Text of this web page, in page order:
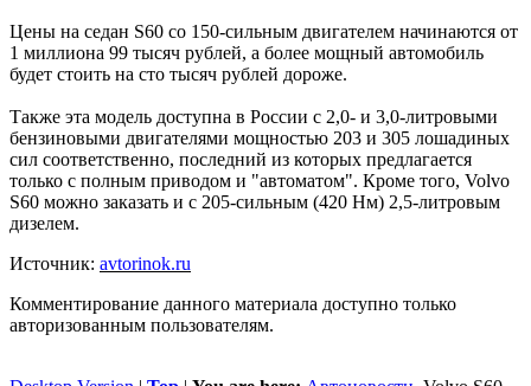
Цены на седан S60 со 150-сильным двигателем начинаются от
1 миллиона 99 тысяч рублей, а более мощный автомобиль
будет стоить на сто тысяч рублей дороже.
Также эта модель доступна в России с 2,0- и 3,0-литровыми
бензиновыми двигателями мощностью 203 и 305 лошадиных
сил соответственно, последний из которых предлагается
только с полным приводом и "автоматом". Кроме того, Volvo
S60 можно заказать и с 205-сильным (420 Нм) 2,5-литровым
дизелем.
Источник: avtorinok.ru
Комментирование данного материала доступно только
авторизованным пользователям.